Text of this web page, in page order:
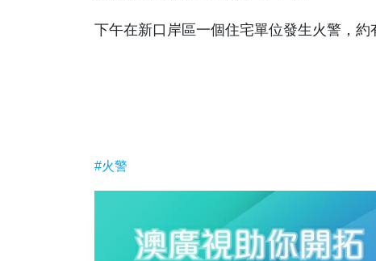
下午在新口岸區一個住宅單位發生火警，約
#火警